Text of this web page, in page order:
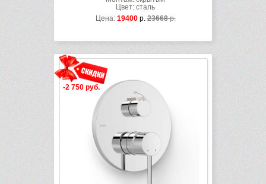
Цвет: сталь
Цена: 19400р.23668р.
-2 750 руб.